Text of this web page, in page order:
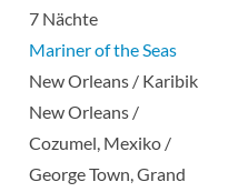
Deck 7
Deck 12
7 Nächte
Mariner of the Seas
New Orleans / Karibik
New Orleans /
Cozumel, Mexiko /
George Town, Grand